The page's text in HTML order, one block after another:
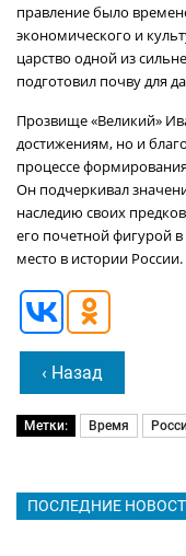
правление было
экономического и
царство одной из
подготовил почву для
Прозвище «Великий»
достижениям, но и
процессе
Он подчеркивал
наследию своих
его почетной фигурой в
место в истории России.
‹ Назад
Метки: Время
ПОСЛЕДНИЕ